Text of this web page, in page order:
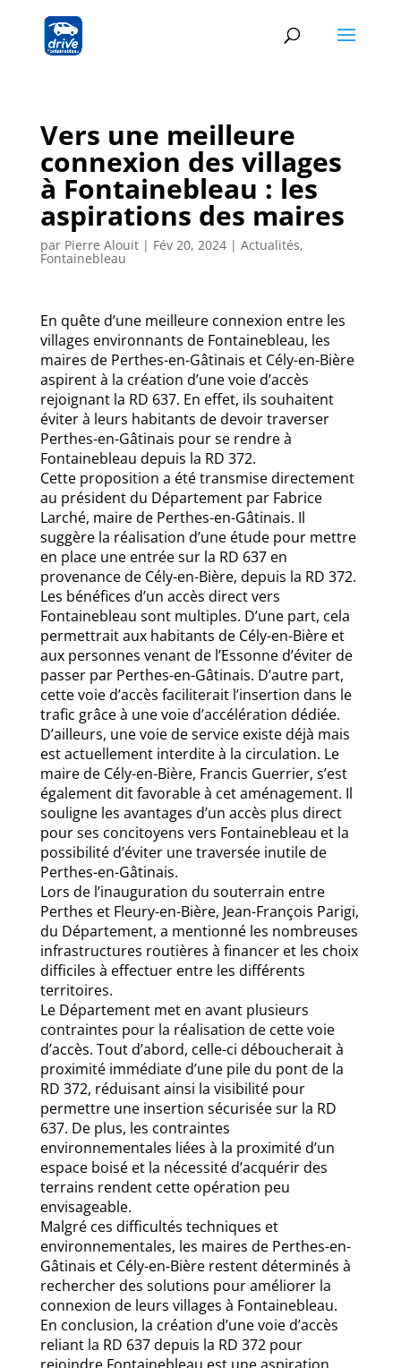
Vers une meilleure
connexion des villages
à Fontainebleau : les
aspirations des maires
par Pierre Alouit| Fév 20, 2024| Actualités,
Fontainebleau
En quête d’une meilleure connexion entre les
villages environnants de Fontainebleau, les
maires de Perthes-en-Gâtinais et Cély-en-Bière
aspirent à la création d’une voie d’accès
rejoignant la RD 637. En effet, ils souhaitent
éviter à leurs habitants de devoir traverser
Perthes-en-Gâtinais pour se rendre à
Fontainebleau depuis la RD 372.
Cette proposition a été transmise directement
au président du Département par Fabrice
Larché, maire de Perthes-en-Gâtinais. Il
suggère la réalisation d’une étude pour mettre
en place une entrée sur la RD 637 en
provenance de Cély-en-Bière, depuis la RD 372.
Les bénéfices d’un accès direct vers
Fontainebleau sont multiples. D’une part, cela
permettrait aux habitants de Cély-en-Bière et
aux personnes venant de l’Essonne d’éviter de
passer par Perthes-en-Gâtinais. D’autre part,
cette voie d’accès faciliterait l’insertion dans le
trafic grâce à une voie d’accélération dédiée.
D’ailleurs, une voie de service existe déjà mais
est actuellement interdite à la circulation. Le
maire de Cély-en-Bière, Francis Guerrier, s’est
également dit favorable à cet aménagement. Il
souligne les avantages d’un accès plus direct
pour ses concitoyens vers Fontainebleau et la
possibilité d’éviter une traversée inutile de
Perthes-en-Gâtinais.
Lors de l’inauguration du souterrain entre
Perthes et Fleury-en-Bière, Jean-François Parigi,
du Département, a mentionné les nombreuses
infrastructures routières à financer et les choix
difficiles à effectuer entre les différents
territoires.
Le Département met en avant plusieurs
contraintes pour la réalisation de cette voie
d’accès. Tout d’abord, celle-ci déboucherait à
proximité immédiate d’une pile du pont de la
RD 372, réduisant ainsi la visibilité pour
permettre une insertion sécurisée sur la RD
637. De plus, les contraintes
environnementales liées à la proximité d’un
espace boisé et la nécessité d’acquérir des
terrains rendent cette opération peu
envisageable.
Malgré ces difficultés techniques et
environnementales, les maires de Perthes-en-
Gâtinais et Cély-en-Bière restent déterminés à
rechercher des solutions pour améliorer la
connexion de leurs villages à Fontainebleau.
En conclusion, la création d’une voie d’accès
reliant la RD 637 depuis la RD 372 pour